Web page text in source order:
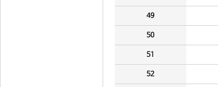
49
50
51
52